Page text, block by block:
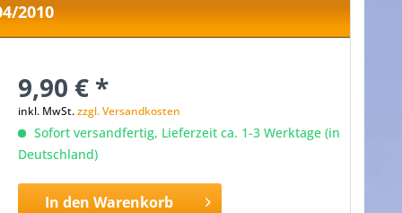
2010
9,90 € *
inkl. MwSt.zzgl. Versandkosten
Sofort versandfertig, Lieferzeit ca. 1-3 Werktage (in
Deutschland)
In den Warenkorb